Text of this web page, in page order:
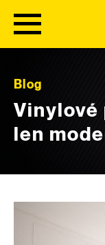
Blog
Vinylové
len